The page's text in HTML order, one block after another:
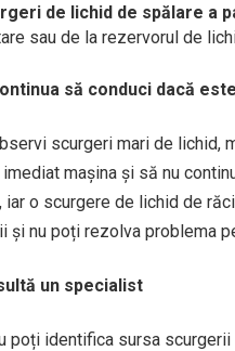
de lichid de spălare a
sau de la rezervorul de
să conduci dacă
scurgeri mari de lichid,
mașina și să nu
iar o scurgere de lichid de
și nu poți rezolva problema
un specialist
poți identifica sursa